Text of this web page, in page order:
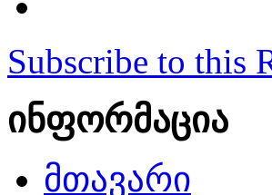
Subscribe to this
ინფორმაცია
მთავარი